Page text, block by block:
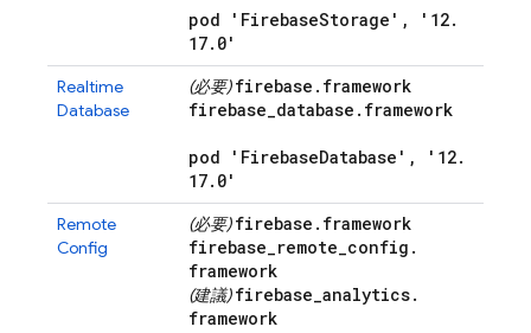
pod 'FirebaseStorage' , '12.
17. 0'
Realtime
Database
(必要) firebase . framework
firebase_database . framework
pod 'FirebaseDatabase' , '12.
17. 0'
Remote
Config
(必要) firebase . framework
firebase_remote_config .
framework
(建議) firebase_analytics.
framework